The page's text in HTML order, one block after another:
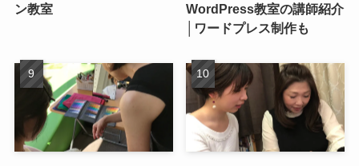
ン教室
WordPress教室の講師紹介
│ワードプレス制作も